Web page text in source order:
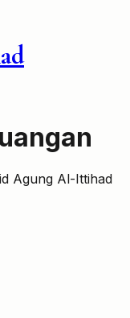
Agung Al-Ittihad